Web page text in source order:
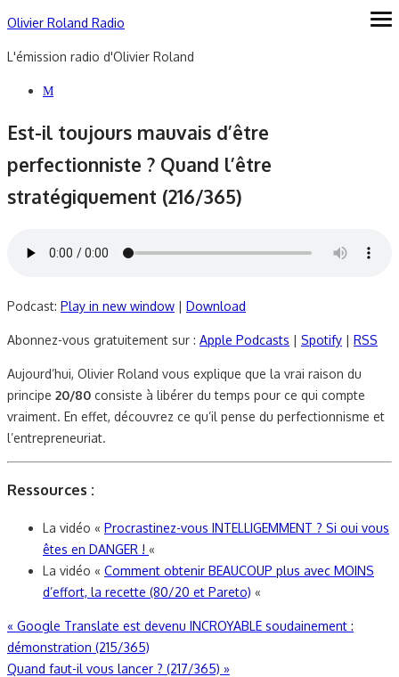
Skip
content
Olivier Roland Radio
L'émission radio d'Olivier Roland
Est-il toujours mauvais d’être
perfectionniste ? Quand l’être
stratégiquement (216/365)
Podcast: Play in new window | Download
Abonnez-vous gratuitement sur : Apple Podcasts | Spotify | RSS
Aujourd’hui, Olivier Roland vous explique que la vrai raison du
principe 20/80 consiste à libérer du temps pour ce qui compte
vraiment. En effet, découvrez ce qu’il pense du perfectionnisme et
l’entrepreneuriat.
Ressources :
La vidéo « Procrastinez-vous INTELLIGEMMENT ? Si oui vous
êtes en DANGER ! «
La vidéo « Comment obtenir BEAUCOUP plus avec MOINS
d’effort, la recette (80/20 et Pareto) «
Navigation
de
« Google Translate est devenu INCROYABLE soudainement :
démonstration (215/365)
Quand faut-il vous lancer ? (217/365) »